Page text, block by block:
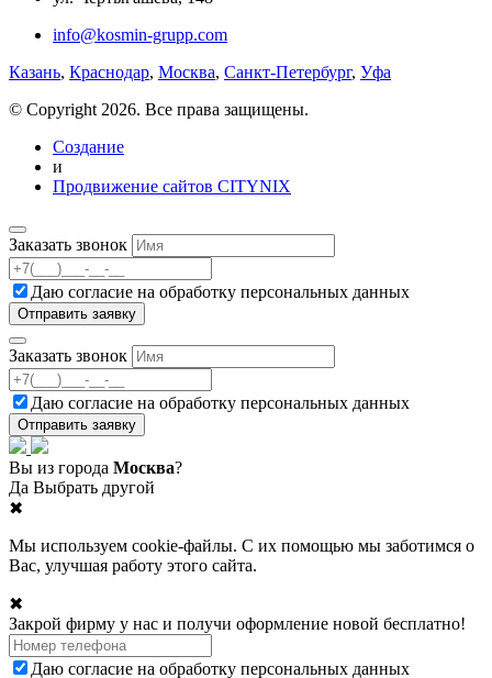
info@kosmin-grupp.com
Казань, Краснодар, Москва, Санкт-Петербург, Уфа
© Copyright 2026. Все права защищены.
Создание
и
Продвижение сайтов CITYNIX
Заказать звонок
Даю согласие на обработку персональных данных
Заказать звонок
Даю согласие на обработку персональных данных
Вы из города Москва?
Да Выбрать другой
✖
Мы используем cookie-файлы. С их помощью мы заботимся о
Вас, улучшая работу этого сайта.
✖
Закрой фирму у нас и получи оформление новой бесплатно!
Даю согласие на обработку персональных данных